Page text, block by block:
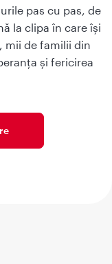
pas cu pas, de
la clipa în care își
mii de familii din
și fericirea